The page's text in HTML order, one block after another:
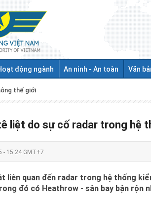
động ngành An ninh - An toàn Văn
thế giới
liệt do sự cố radar trong hệ
15:24 GMT+7
liên quan đến radar trong hệ thống
đó có Heathrow - sân bay bận rộn